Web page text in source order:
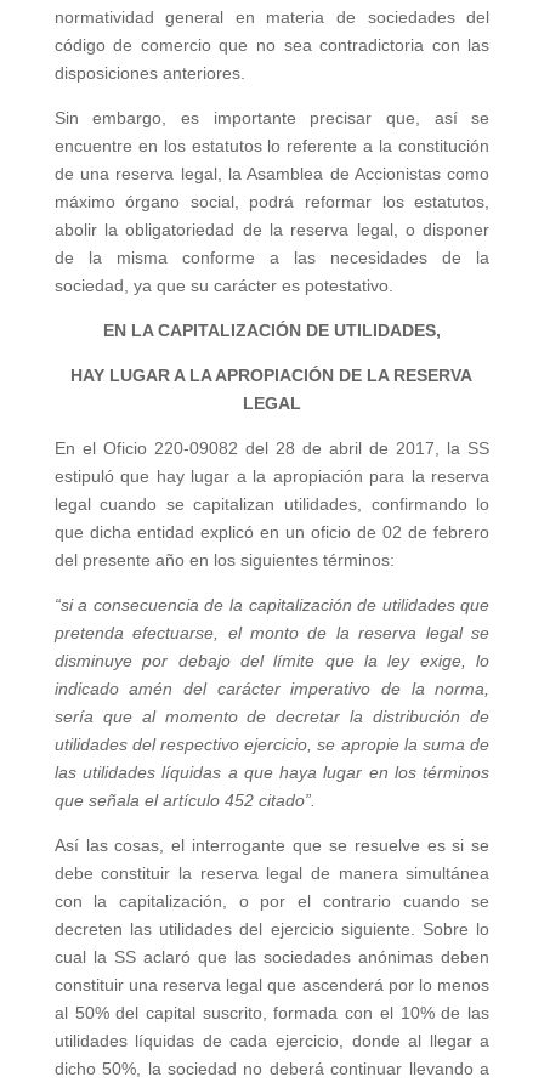
normatividad general en materia de sociedades del
código de comercio que no sea contradictoria con las
disposiciones anteriores.
Sin embargo, es importante precisar que, así se
encuentre en los estatutos lo referente a la constitución
de una reserva legal, la Asamblea de Accionistas como
máximo órgano social, podrá reformar los estatutos,
abolir la obligatoriedad de la reserva legal, o disponer
de la misma conforme a las necesidades de la
sociedad, ya que su carácter es potestativo.
EN LA CAPITALIZACIÓN DE UTILIDADES,
HAY LUGAR A LA APROPIACIÓN DE LA RESERVA
LEGAL
En el Oficio 220-09082 del 28 de abril de 2017, la SS
estipuló que hay lugar a la apropiación para la reserva
legal cuando se capitalizan utilidades, confirmando lo
que dicha entidad explicó en un oficio de 02 de febrero
del presente año en los siguientes términos:
“si a consecuencia de la capitalización de utilidades que
pretenda efectuarse, el monto de la reserva legal se
disminuye por debajo del límite que la ley exige, lo
indicado amén del carácter imperativo de la norma,
sería que al momento de decretar la distribución de
utilidades del respectivo ejercicio, se apropie la suma de
las utilidades líquidas a que haya lugar en los términos
que señala el artículo 452 citado”.
Así las cosas, el interrogante que se resuelve es si se
debe constituir la reserva legal de manera simultánea
con la capitalización, o por el contrario cuando se
decreten las utilidades del ejercicio siguiente. Sobre lo
cual la SS aclaró que las sociedades anónimas deben
constituir una reserva legal que ascenderá por lo menos
al 50% del capital suscrito, formada con el 10% de las
utilidades líquidas de cada ejercicio, donde al llegar a
dicho 50%, la sociedad no deberá continuar llevando a